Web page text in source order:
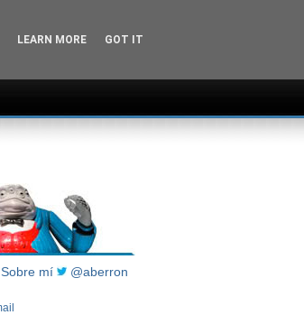
Sobre mí @aberron
LEARN MORE GOT IT